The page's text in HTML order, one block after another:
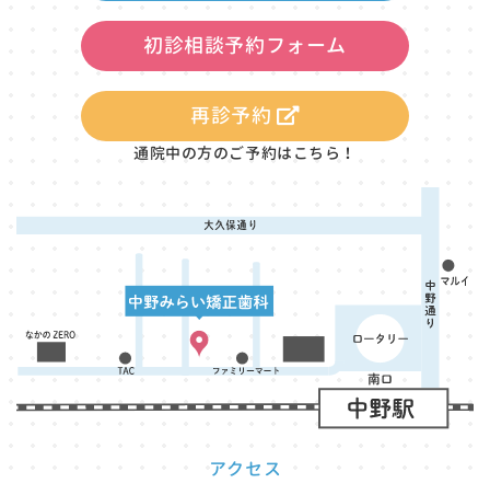
初診相談予約フォーム
再診予約
通院中の方のご予約はこちら！
アクセス